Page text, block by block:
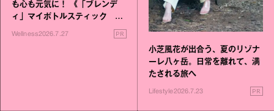
も心も元気に！ 《「ブレンデ
ィ」マイボトルスティック い
いこと毎日》シリーズが誕生
Wellness2026.7.27 PR
小芝風花が出合う、夏のリゾナ
ーレ八ヶ岳。日常を離れて、満
たされる旅へ
Lifestyle2026.7.23 PR